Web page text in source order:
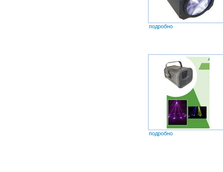
подробно
подробно